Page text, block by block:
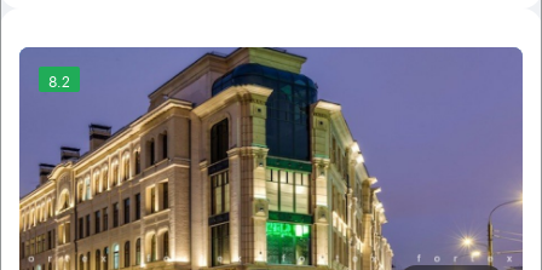
8.2